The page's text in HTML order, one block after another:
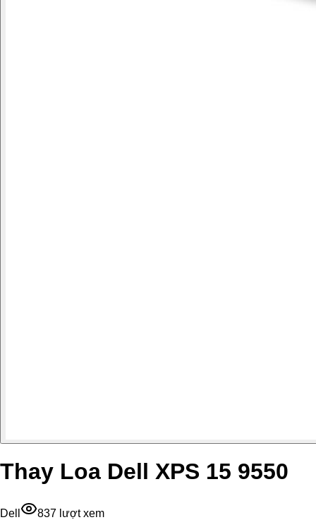
Thay Loa Dell XPS 15 9550
Dell 837 lượt xem